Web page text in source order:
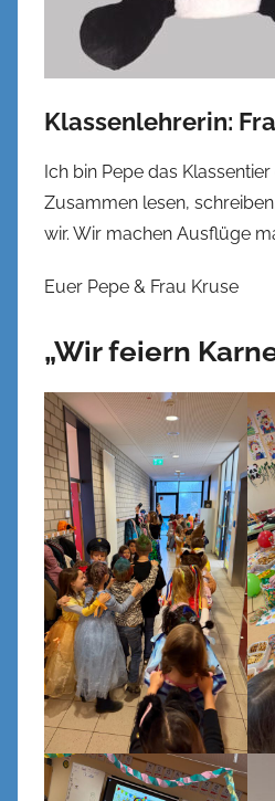
Klassenlehrerin:
Ich bin Pepe das
Zusammen lesen,
wir. Wir machen Ausflüge
Euer Pepe & Frau Kruse
„Wir feiern